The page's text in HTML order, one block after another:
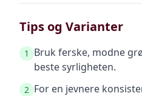
Tips og Varianter
1
Bruk ferske, modne
beste syrligheten.
2 For en jevnere